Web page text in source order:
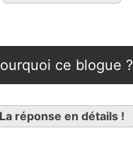
ce blogue ?
La réponse en détails !